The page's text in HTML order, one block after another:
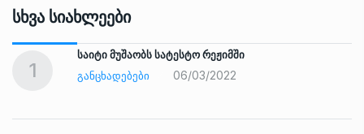
Სხვა Სიახლეები
1
საიტი მუშაობს სატესტო რეჟიმში
ᲒᲐᲜᲪᲮᲐᲓᲔᲑᲔᲑᲘ
06/03/2022